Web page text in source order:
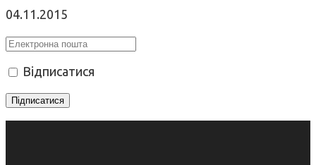
04.11.2015
Відписатися